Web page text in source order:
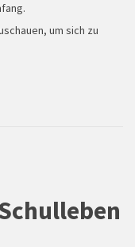
um sich zu